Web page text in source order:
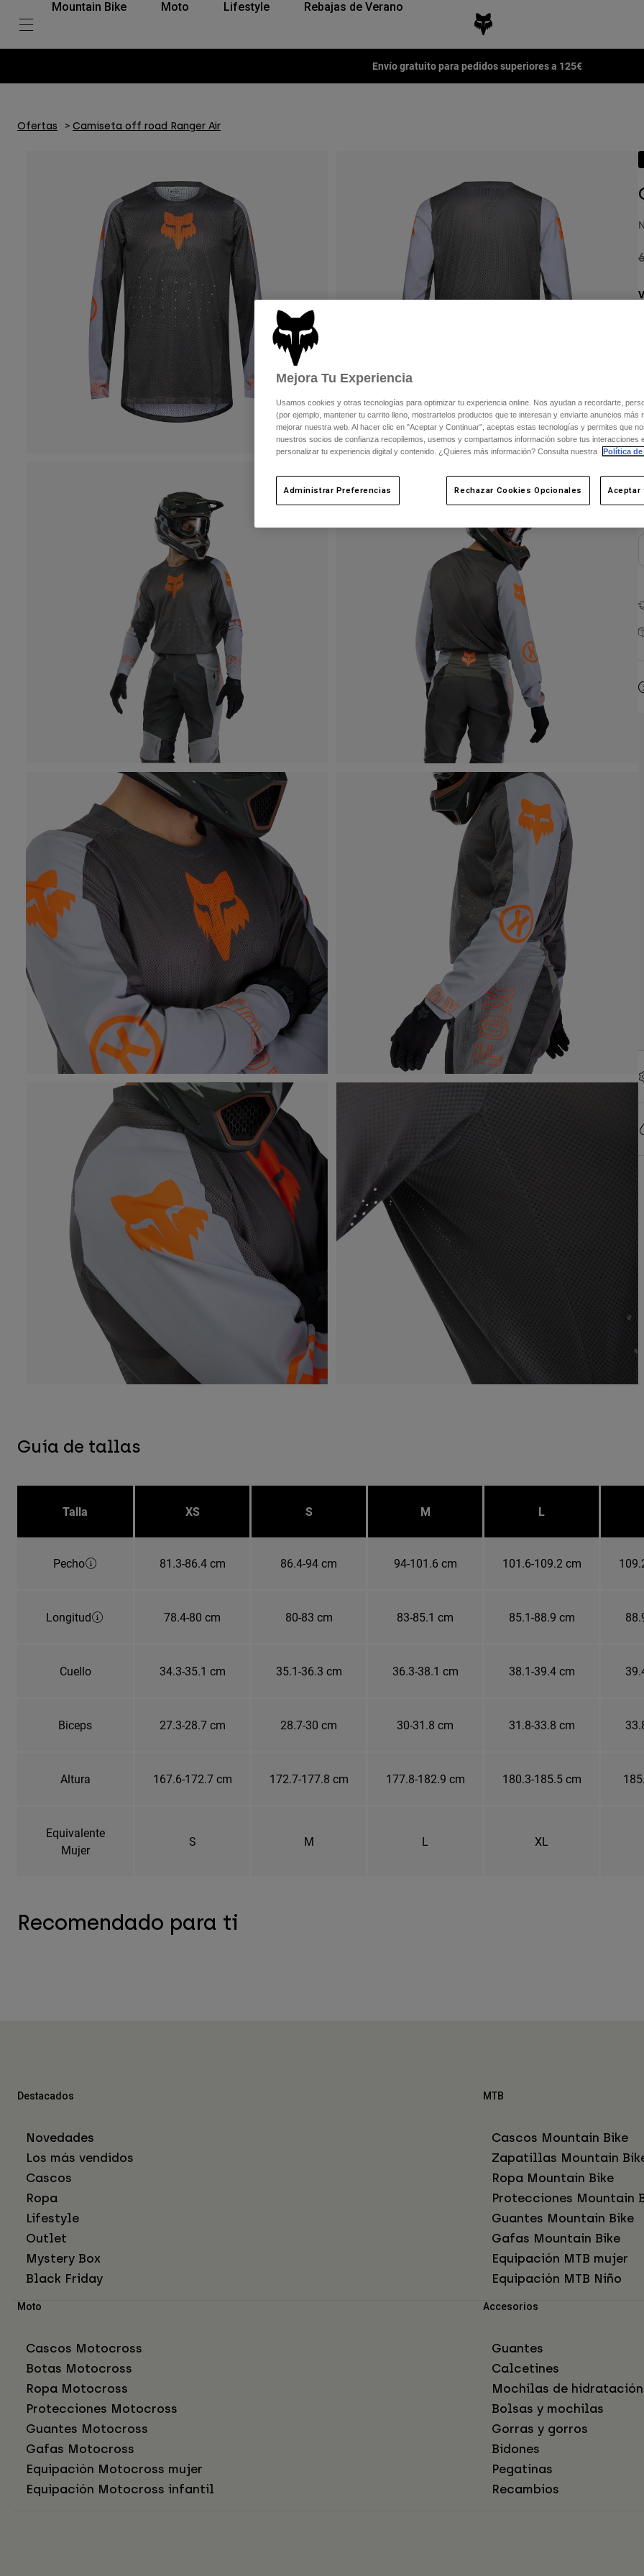
Mountain Bike Moto Lifestyle Rebajas de Verano
Envío gratuito para pedidos superiores a 125€
Ofertas Camiseta off road Ranger Air
Guía de tallas
Talla XS S M L
Pecho 81.3-86.4 cm 86.4-94 cm 94-101.6 cm 101.6-109.2 cm
Longitud 78.4-80 cm 80-83 cm 83-85.1 cm 85.1-88.9 cm
Cuello 34.3-35.1 cm 35.1-36.3 cm 36.3-38.1 cm 38.1-39.4 cm
Biceps 27.3-28.7 cm 28.7-30 cm 30-31.8 cm 31.8-33.8 cm
Altura 167.6-172.7 cm 172.7-177.8 cm 177.8-182.9 cm 180.3-185.5 cm
Equivalente
Mujer
S M L XL
Recomendado para ti
Destacados
Novedades
Los más vendidos
Cascos
Ropa
Lifestyle
Outlet
Mystery Box
Black Friday
MTB
Cascos Mountain Bike
Zapatillas Mountain
Ropa Mountain Bike
Protecciones Mountain
Guantes Mountain Bike
Gafas Mountain Bike
Equipación MTB mujer
Equipación MTB Niño
Moto
Cascos Motocross
Botas Motocross
Ropa Motocross
Protecciones Motocross
Guantes Motocross
Gafas Motocross
Equipación Motocross mujer
Equipación Motocross infantil
Accesorios
Guantes
Calcetines
Mochilas de hidratación
Bolsas y mochilas
Gorras y gorros
Bidones
Pegatinas
Recambios
Mejora Tu Experiencia
Usamos cookies y otras tecnologías para optimizar tu experiencia online. Nos ayudan a recordarte,
(por ejemplo, mantener tu carrito lleno, mostrartelos productos que te interesan y enviarte anuncios más
mejorar nuestra web. Al hacer clic en "Aceptar y Continuar", aceptas estas tecnologías y permites que
nuestros socios de confianza recopilemos, usemos y compartamos información sobre tus interacciones
personalizar tu experiencia digital y contenido. ¿Quieres más información? Consulta nuestra
Política de
Administrar Preferencias Rechazar Cookies Opcionales Aceptar